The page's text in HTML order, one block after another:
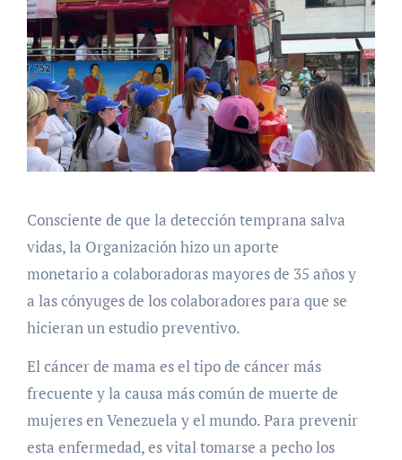
Consciente de que la detección temprana salva
vidas, la Organización hizo un aporte
monetario a colaboradoras mayores de 35 años y
a las cónyuges de los colaboradores para que se
hicieran un estudio preventivo.
El cáncer de mama es el tipo de cáncer más
frecuente y la causa más común de muerte de
mujeres en Venezuela y el mundo. Para prevenir
esta enfermedad, es vital tomarse a pecho los